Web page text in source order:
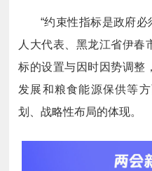
“约束性指标是政府必
人大代表、黑龙江省伊春
标的设置与因时因势调整
发展和粮食能源保供等
划、战略性布局的体现。